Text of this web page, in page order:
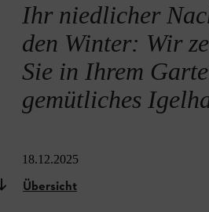
Ihr niedlicher
den Winter: Wir
Sie in Ihrem
gemütliches
18.12.2025
Übersicht